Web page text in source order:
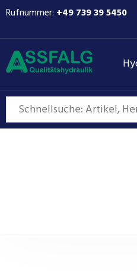
Rufnummer: +49 739 39 5450